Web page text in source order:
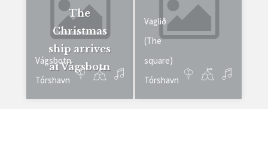
The
Christmas
ship arrives
at Vágsbotn
Vágsbotn
Tórshavn
Vaglið
(The
square)
Tórshavn